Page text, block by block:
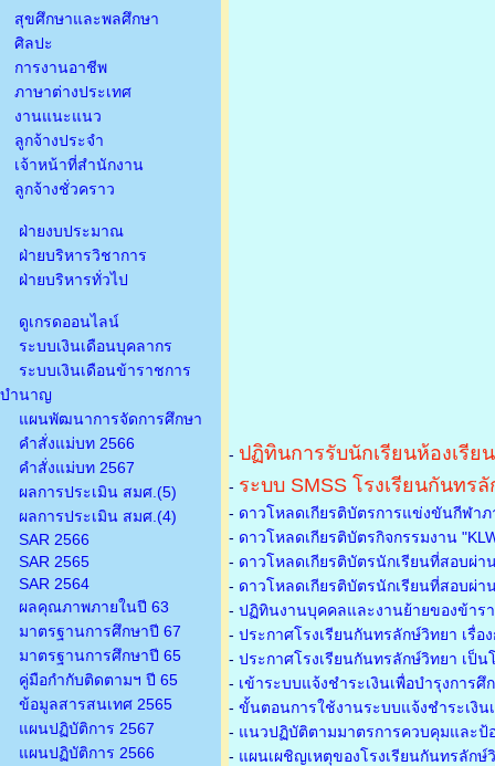
สุขศึกษาและพลศึกษา
ศิลปะ
การงานอาชีพ
ภาษาต่างประเทศ
งานแนะแนว
ลูกจ้างประจำ
เจ้าหน้าที่สำนักงาน
ลูกจ้างชั่วคราว
ฝ่ายงบประมาณ
ฝ่ายบริหารวิชาการ
ฝ่ายบริหารทั่วไป
ดูเกรดออนไลน์
ระบบเงินเดือนบุคลากร
ระบบเงินเดือนข้าราชการ
บำนาญ
แผนพัฒนาการจัดการศึกษา
คำสั่งแม่บท 2566
คำสั่งแม่บท 2567
ผลการประเมิน สมศ.(5)
ผลการประเมิน สมศ.(4)
SAR 2566
SAR 2565
SAR 2564
ผลคุณภาพภายในปี 63
มาตรฐานการศึกษาปี 67
มาตรฐานการศึกษาปี 65
คู่มือกำกับติดตามฯ ปี 65
ข้อมูลสารสนเทศ 2565
แผนปฏิบัติการ 2567
แผนปฏิบัติการ 2566
- ปฏิทินการรับนักเรียนห้องเรีย
- ระบบ SMSS โรงเรียนกันทร
- ดาวโหลดเกียรติบัตรการแข่งขันกีฬา
- ดาวโหลดเกียรติบัตรกิจกรรมงาน
- ดาวโหลดเกียรติบัตรนักเรียนที่สอบผ่
- ดาวโหลดเกียรติบัตรนักเรียนที่สอบผ่
- ปฏิทินงานบุคคลและงานย้ายของข้าร
- ประกาศโรงเรียนกันทรลักษ์วิทยา เรื่
- ประกาศโรงเรียนกันทรลักษ์วิทยา เป็
- เข้าระบบแจ้งชำระเงินเพื่อบำรุงการศึ
- ขั้นตอนการใช้งานระบบแจ้งชำระเงิน
- แนวปฏิบัติตามมาตรการควบคุมและป้
- แผนเผชิญเหตุของโรงเรียนกันทรลัก